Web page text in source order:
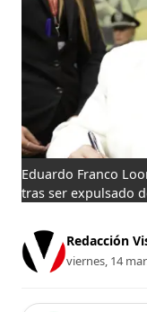
Eduardo Franco
tras ser expulsado
Redacción
viernes, 14